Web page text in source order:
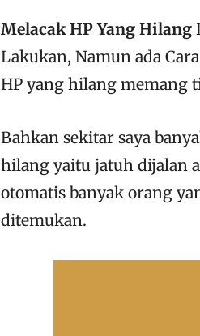
Melacak HP Yang Hilang
Lakukan, Namun ada
HP yang hilang memang
Bahkan sekitar saya
hilang yaitu jatuh dijalan
otomatis banyak orang
ditemukan.